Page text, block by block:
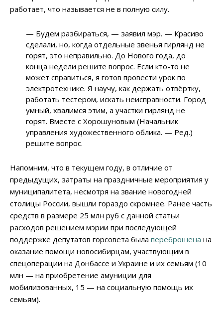
работает, что называется не в полную силу.
— Будем разбираться, — заявил мэр. — Красиво
сделали, но, когда отдельные звенья гирлянд не
горят, это неправильно. До Нового года, до
конца недели решите вопрос. Если кто-то не
может справиться, я готов провести урок по
электротехнике. Я научу, как держать отвёртку,
работать тестером, искать неисправности. Город
умный, хвалимся этим, а участки гирлянд не
горят. Вместе с Хорошуновым (Начальник
управления художественного облика. — Ред.)
решите вопрос.
Напомним, что в текущем году, в отличие от
предыдущих, затраты на праздничные мероприятия у
муниципалитета, несмотря на звание новогодней
столицы России, вышли гораздо скромнее. Ранее часть
средств в размере 25 млн руб с данной статьи
расходов решением мэрии при последующей
поддержке депутатов горсовета была переброшена на
оказание помощи новосибирцам, участвующим в
спецоперации на Донбассе и Украине и их семьям (10
млн — на приобретение амуниции для
мобилизованных, 15 — на социальную помощь их
семьям).